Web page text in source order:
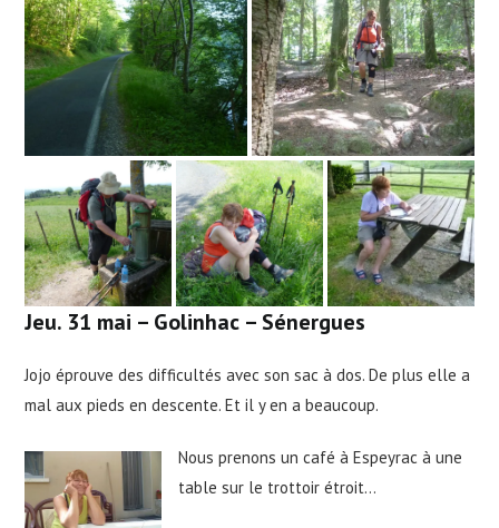
Jeu. 31 mai – Golinhac – Sénergues
Jojo éprouve des difficultés avec son sac à dos. De plus elle a
mal aux pieds en descente. Et il y en a beaucoup.
Nous prenons un café à Espeyrac à une
table sur le trottoir étroit…